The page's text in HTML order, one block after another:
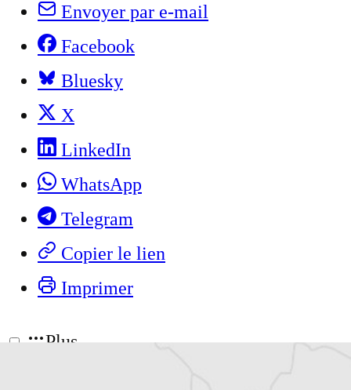
Envoyer par e-mail
Facebook
Bluesky
X
LinkedIn
WhatsApp
Telegram
Copier le lien
Imprimer
Plus